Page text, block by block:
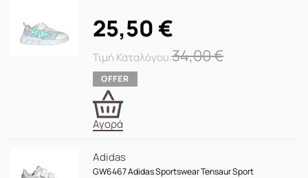
34,00€
25,50 €
Αγορά
Adidas
GW6467 Adidas Sportswear Tensaur Sport